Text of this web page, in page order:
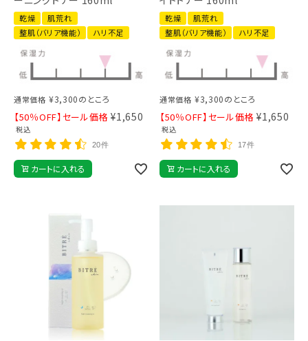
乾燥
肌荒れ
整肌（バリア機能）
ハリ不足
通常価格 ¥3,300のところ
【50％OFF】セール価格 ¥1,650
税込
20件
カートに入れる
乾燥
肌荒れ
整肌（バリア機能）
ハリ不足
通常価格 ¥3,300のところ
【50％OFF】セール価格 ¥1,650
税込
17件
カートに入れる